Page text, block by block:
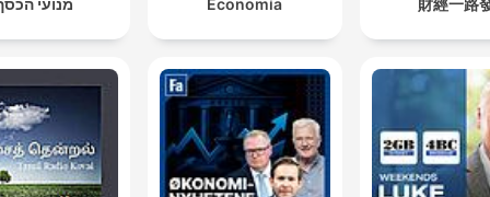
מנועי Economía 財經一路